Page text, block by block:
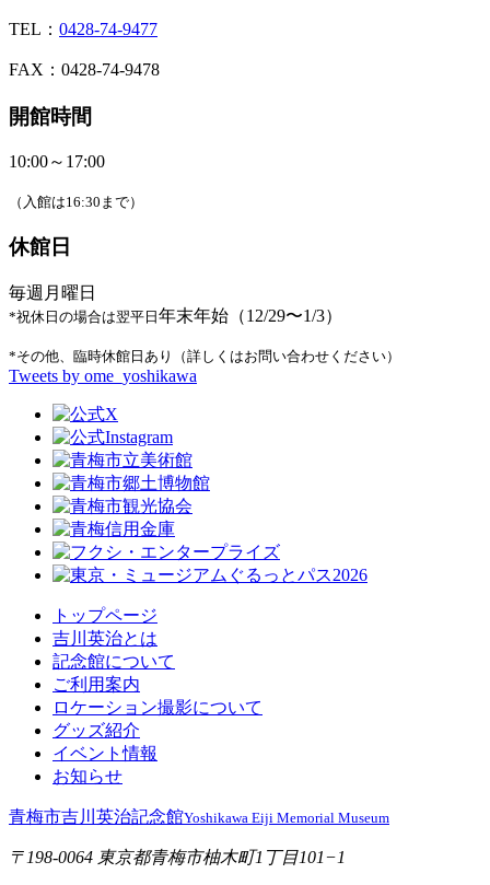
TEL： 0428-74-9477
FAX：0428-74-9478
開館時間
10:00～17:00
（入館は16:30まで）
休館日
毎週月曜日
*祝休日の場合は翌平日 年末年始（12/29〜1/3）
*その他、臨時休館日あり（詳しくはお問い合わせください）
Tweets by ome_yoshikawa
トップページ
吉川英治とは
記念館について
ご利用案内
ロケーション撮影について
グッズ紹介
イベント情報
お知らせ
青梅市吉川英治記念館Yoshikawa Eiji Memorial Museum
〒198-0064 東京都青梅市柚木町1丁目101−1